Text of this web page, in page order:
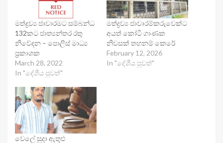
මත්ද්‍රව්‍ය ජාවාරමට සම්බන්ධ
132කට ජාත්‍යන්තර රතු
නිවේදන – පොලිස් මාධ්‍ය
ප්‍රකාශක
March 28, 2022
In "දේශීය පුවත්"
මත්ද්‍රව්‍ය ජාවාරම්කරුවෙක්ට
අයත් කෝටි ගාණක
නිවසක් තහනම් කෙරේ
February 12, 2026
In "දේශීය පුවත්"
වෙලේ සුදා ඇතුළු